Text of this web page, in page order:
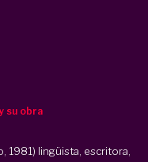
su obra
1981) lingüista, escritora,